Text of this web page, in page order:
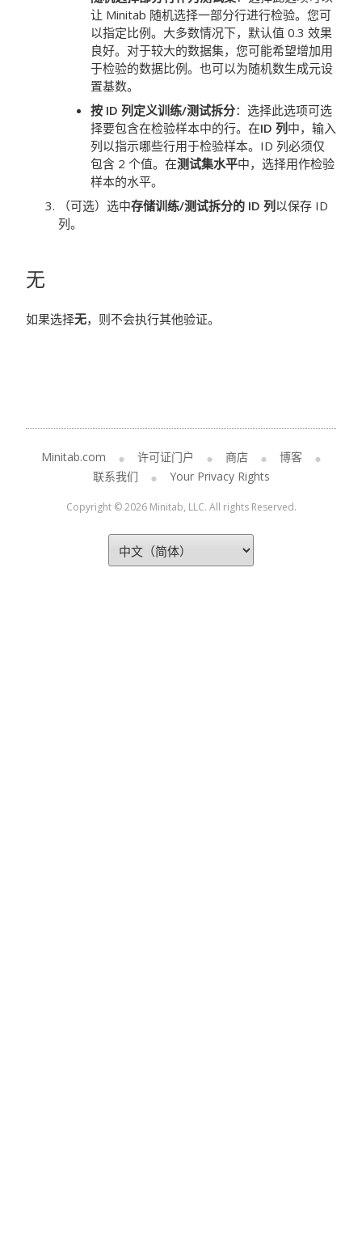
让 Minitab 随机选择一部分行进行检验。您可
以指定比例。大多数情况下，默认值 0.3 效果
良好。对于较大的数据集，您可能希望增加用
于检验的数据比例。也可以为随机数生成元设
置基数。
按 ID 列定义训练/测试拆分：选择此选项可选
择要包含在检验样本中的行。在ID 列 中，输入
列以指示哪些行用于检验样本。ID 列必须仅
包含 2 个值。在测试集水平中，选择用作检验
样本的水平。
（可选）选中存储训练/测试拆分的 ID 列 以保存 ID
列。
无
如果选择无，则不会执行其他验证。
Minitab.com 许可证门户 商店
博客
联系我们
Your Privacy Rights
Copyright © 2026 Minitab, LLC. All rights Reserved.